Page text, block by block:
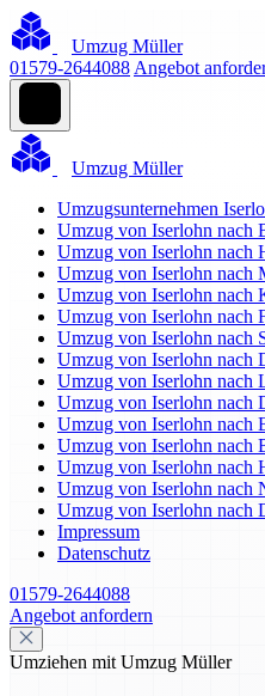
Umzug Müller
01579-2644088 Angebot
Umzug Müller
Umzugsunternehmen
Umzug von Iserlohn nach
Umzug von Iserlohn nach
Umzug von Iserlohn nach
Umzug von Iserlohn nach
Umzug von Iserlohn nach
Umzug von Iserlohn nach
Umzug von Iserlohn nach
Umzug von Iserlohn nach
Umzug von Iserlohn nach
Umzug von Iserlohn nach
Umzug von Iserlohn nach
Umzug von Iserlohn nach
Umzug von Iserlohn nach
Umzug von Iserlohn nach
Impressum
Datenschutz
01579-2644088
Angebot anfordern
Umziehen mit Umzug Müller